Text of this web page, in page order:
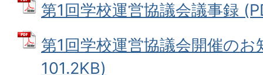
第1回学校運営協議会議事録
第1回学校運営協議会開催の
101.2KB)